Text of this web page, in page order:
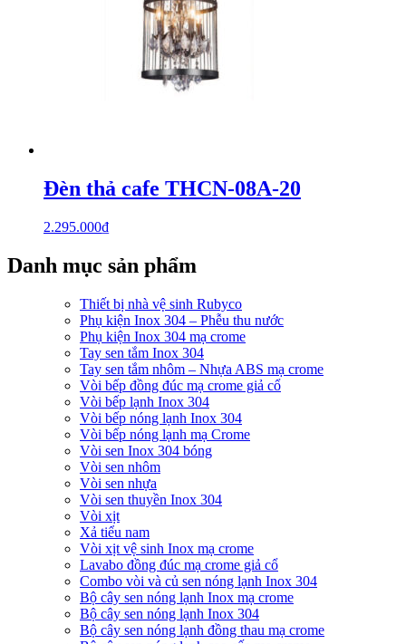
Đèn thả cafe THCN-08A-20
2.295.000₫
Danh mục sản phẩm
Thiết bị nhà vệ sinh Rubyco
Phụ kiện Inox 304 – Phễu thu nước
Phụ kiện Inox 304 mạ crome
Tay sen tắm Inox 304
Tay sen tắm nhôm – Nhựa ABS mạ crome
Vòi bếp đồng đúc mạ crome giả cổ
Vòi bếp lạnh Inox 304
Vòi bếp nóng lạnh Inox 304
Vòi bếp nóng lạnh mạ Crome
Vòi sen Inox 304 bóng
Vòi sen nhôm
Vòi sen nhựa
Vòi sen thuyền Inox 304
Vòi xịt
Xả tiểu nam
Vòi xịt vệ sinh Inox mạ crome
Lavabo đồng đúc mạ crome giả cổ
Combo vòi và củ sen nóng lạnh Inox 304
Bộ cây sen nóng lạnh Inox mạ crome
Bộ cây sen nóng lạnh Inox 304
Bộ cây sen nóng lạnh đồng thau mạ crome